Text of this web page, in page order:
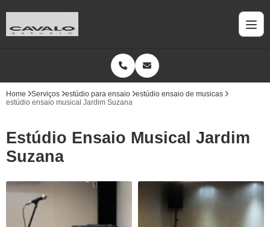
Home Serviços estúdio para ensaio
estúdio ensaio de musicas
estúdio ensaio musical Jardim Suzana
Estúdio Ensaio Musical Jardim
Suzana